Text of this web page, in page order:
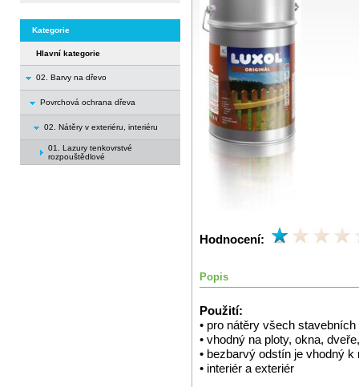
Kategorie
Hlavní kategorie
02. Barvy na dřevo
Povrchová ochrana dřeva
02. Nátěry v exteriéru, interiéru
01. Lazury tenkovrstvé
rozpouštědlové
Hodnocení:
Popis
Použití:
• pro nátěry všech
• vhodný na ploty, okna,
• bezbarvý odstín je vhodný
• interiér a exteriér